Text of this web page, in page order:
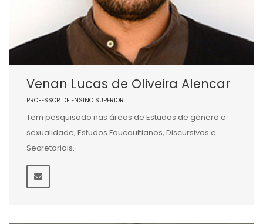
Venan Lucas de Oliveira Alencar
PROFESSOR DE ENSINO SUPERIOR
Tem pesquisado nas áreas de Estudos de gênero e
sexualidade, Estudos Foucaultianos, Discursivos e
Secretariais.